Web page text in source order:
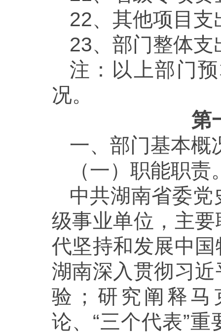
22、其他项目支
23、部门整体支
注：以上部门
况。
第
一、部门基本概
（一）职能职责
中共湖南省委
级事业单位，主
代坚持和发展中
湖南深入贯彻习
验；研究阐释马
论、“三个代表”